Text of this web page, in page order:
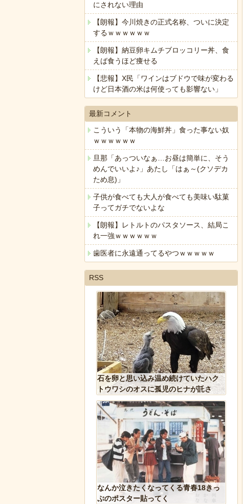
にされない理由
【朗報】今川焼きの正式名称、ついに決定
するｗｗｗｗｗｗ
【朗報】納豆卵キムチブロッコリー丼、食
えば食うほど痩せる
【悲報】X民「ワインはブドウで味が変わる
けど日本酒の米は何使っても影響ない」
最新コメント
こういう「本物の海鮮丼」食った事ない奴
ｗｗｗｗｗｗ
旦那「あっついなぁ…お昼は簡単に、そう
めんでいいよ♪」あたし「はぁ～(クソデカ
ため息)」
子供が食べても大人が食べても美味い駄菓
子ってガチでないよな
【朗報】レトルトのパスタソース、結局こ
れ一強ｗｗｗｗｗｗ
歯医者に永遠通ってるやつｗｗｗｗｗ
RSS
石を卵と思い込み温め続けていたハク
トウワシのオスに孤児のヒナが託さ
れ、お世話をするように【続編】
なんか泣きたくなってくる青春18きっ
ぷのポスター貼ってく